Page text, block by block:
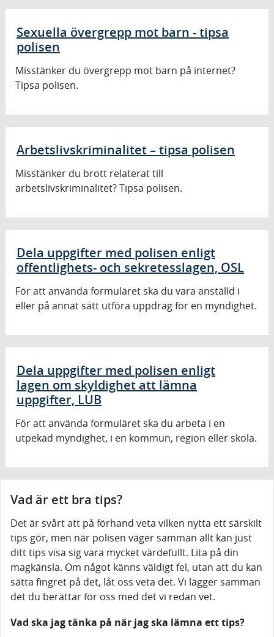
Sexuella övergrepp mot barn - tipsa
polisen
Misstänker du övergrepp mot barn på internet?
Tipsa polisen.
Arbetslivskriminalitet – tipsa polisen
Misstänker du brott relaterat till
arbetslivskriminalitet? Tipsa polisen.
Dela uppgifter med polisen enligt
offentlighets- och sekretesslagen, OSL
För att använda formuläret ska du vara anställd i
eller på annat sätt utföra uppdrag för en myndighet.
Dela uppgifter med polisen enligt
lagen om skyldighet att lämna
uppgifter, LUB
För att använda formuläret ska du arbeta i en
utpekad myndighet, i en kommun, region eller skola.
Vad är ett bra tips?
Det är svårt att på förhand veta vilken nytta ett särskilt
tips gör, men när polisen väger samman allt kan just
ditt tips visa sig vara mycket värdefullt. Lita på din
magkänsla. Om något känns väldigt fel, utan att du kan
sätta fingret på det, låt oss veta det. Vi lägger samman
det du berättar för oss med det vi redan vet.
Vad ska jag tänka på när jag ska lämna ett tips?